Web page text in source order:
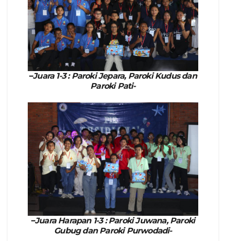
–Juara 1-3 : Paroki Jepara, Paroki Kudus dan
Paroki Pati-
–Juara Harapan 1-3 : Paroki Juwana, Paroki
Gubug dan Paroki Purwodadi-